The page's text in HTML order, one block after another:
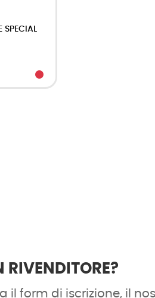
SPECIAL
RIVENDITORE?
il form di iscrizione, il